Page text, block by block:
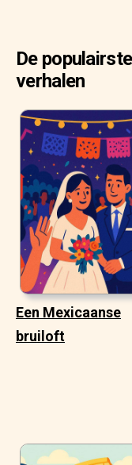
De
verhalen
Een Mexicaanse
bruiloft